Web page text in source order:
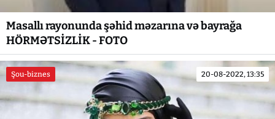
Masallı rayonunda şəhid məzarına və bayrağa
HÖRMƏTSİZLİK - FOTO
Şou-biznes 20-08-2022, 13:35